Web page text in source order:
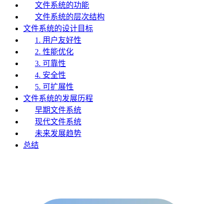
文件系统的功能
文件系统的层次结构
文件系统的设计目标
1. 用户友好性
2. 性能优化
3. 可靠性
4. 安全性
5. 可扩展性
文件系统的发展历程
早期文件系统
现代文件系统
未来发展趋势
总结